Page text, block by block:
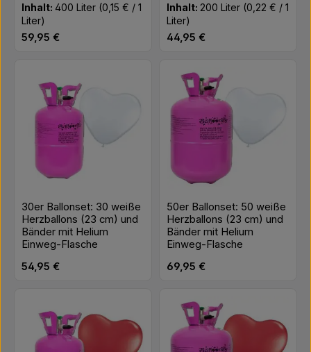
Inhalt:400 Liter (0,15 € / 1
Liter)
Regulärer Preis:
59,95 €
Inhalt: 200 Liter (0,22 € / 1
Liter)
Regulärer Preis:
44,95 €
30er Ballonset: 30 weiße
Herzballons (23 cm) und
Bänder mit Helium
Einweg-Flasche
Regulärer Preis:
54,95 €
50er Ballonset: 50 weiße
Herzballons (23 cm) und
Bänder mit Helium
Einweg-Flasche
Regulärer Preis:
69,95 €